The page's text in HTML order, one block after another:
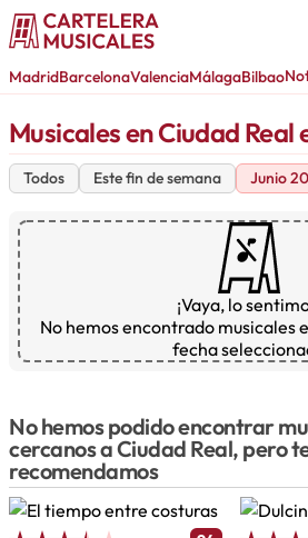
MadridBarcelonaValenciaMálagaBilbao
Musicales en Ciudad Real
Todos Este fin de semana Junio
¡Vaya, lo
No hemos encontrado musicales
fecha
No hemos podido encontrar
cercanos a Ciudad Real, pero
recomendamos